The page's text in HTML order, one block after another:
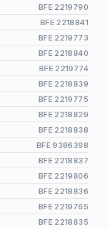
BFE 2219790
BFE 2218841
BFE 2219773
BFE 2218840
BFE 2219774
BFE 2218839
BFE 2219775
BFE 2218829
BFE 2218838
BFE 9386398
BFE 2218837
BFE 2219806
BFE 2218836
BFE 2219765
BFE 2218835